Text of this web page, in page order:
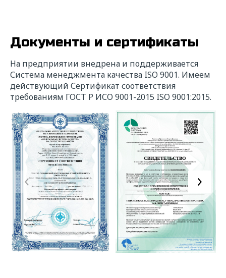
Документы и сертификаты
На предприятии внедрена и поддерживается
Система менеджмента качества ISO 9001. Имеем
действующий Сертификат соответствия
требованиям ГОСТ Р ИСО 9001-2015 ISO 9001:2015.
Выбрать
Прикрепить файл
Даю своесогласиена обработку
федеральным законом от 27.06.2006 года
№152-ФЗ "О персональных данных" на
условиях и для целей, определенных
"Политикой обработки персональных
данных"
Отправить